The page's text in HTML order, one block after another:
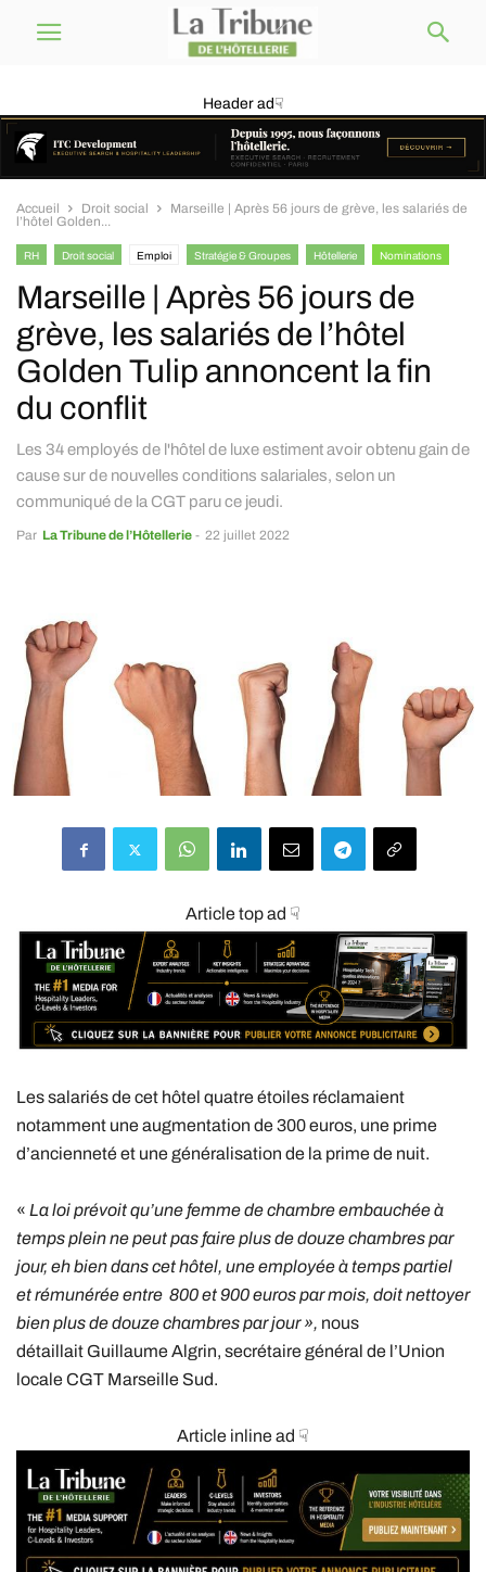
Header ad☟
Accueil Droit social
Marseille | Après 56 jours de grève, les salariés de
l’hôtel Golden...
RH Droit social Emploi Stratégie & Groupes Hôtellerie Nominations
Marseille | Après 56 jours de
grève, les salariés de l’hôtel
Golden Tulip annoncent la fin
du conflit
Les 34 employés de l'hôtel de luxe estiment avoir obtenu gain de
cause sur de nouvelles conditions salariales, selon un
communiqué de la CGT paru ce jeudi.
Par La Tribune de l’Hôtellerie - 22 juillet 2022
Article top ad ☟
Les salariés de cet hôtel quatre étoiles réclamaient
notamment une augmentation de 300 euros, une prime
d’ancienneté et une généralisation de la prime de nuit.
« La loi prévoit qu’une femme de chambre embauchée à
temps plein ne peut pas faire plus de douze chambres par
jour, eh bien dans cet hôtel, une employée à temps partiel
et rémunérée entre 800 et 900 euros par mois, doit nettoyer
bien plus de douze chambres par jour », nous
détaillait Guillaume Algrin, secrétaire général de l’Union
locale CGT Marseille Sud.
Article inline ad ☟